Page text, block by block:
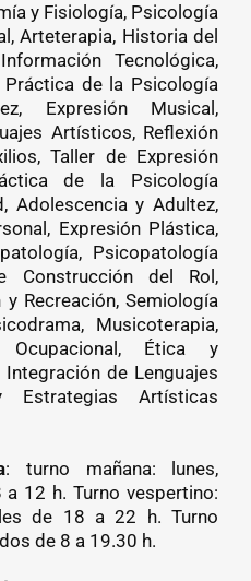
y Fisiología, Psicología
Arteterapia, Historia del
Tecnológica,
Práctica de la Psicología
Expresión Musical,
Artísticos, Reflexión
Taller de Expresión
de la Psicología
Adolescencia y Adultez,
Expresión Plástica,
Psicopatología
Construcción del Rol,
Recreación, Semiología
Musicoterapia,
Ocupacional, Ética y
de Lenguajes
Estrategias Artísticas
: turno mañana: lunes,
12 h. Turno vespertino:
de 18 a 22 h. Turno
de 8 a 19.30 h.